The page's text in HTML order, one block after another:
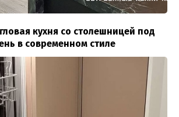
кухня со столешницей под
в современном стиле